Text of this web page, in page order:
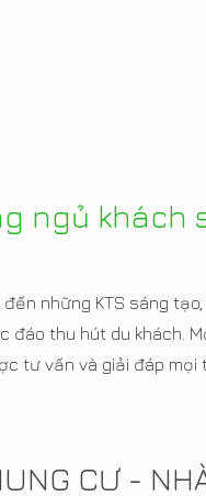
ngủ khách
những KTS sáng
đáo thu hút du khách.
tư vấn và giải đáp mọi
CƯ -